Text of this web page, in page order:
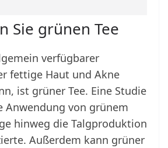
Sie grünen Tee
verfügbarer
fettige Haut und Akne
ist grüner Tee. Eine Studie
Anwendung von grünem
hinweg die Talgproduktion
Außerdem kann grüner